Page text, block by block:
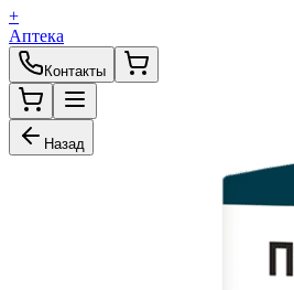
+
Аптека
Контакты
Назад